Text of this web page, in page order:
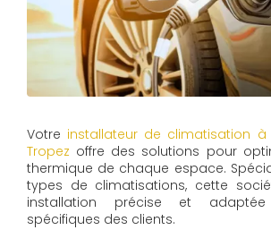
Votre installateur de climatisation
Tropez offre des solutions pour
thermique de chaque espace.
types de climatisations, cette
installation précise et
spécifiques des clients.